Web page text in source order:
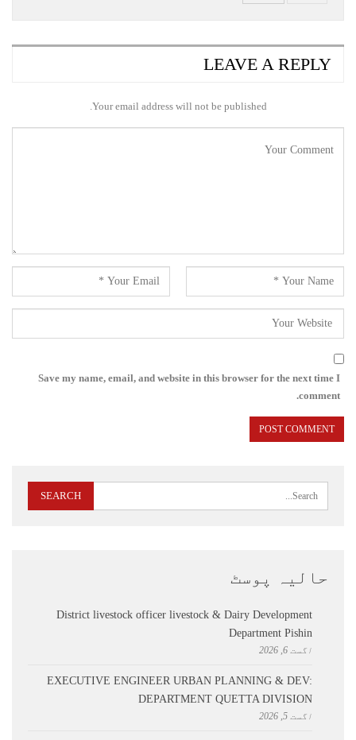
LEAVE A REPLY
Your email address will not be published.
Save my name, email, and website in this browser for the next time I
comment.
حالیہ پوسٹ
District livestock officer livestock & Dairy Development
Department Pishin
اگست 6, 2026
EXECUTIVE ENGINEER URBAN PLANNING & DEV:
DEPARTMENT QUETTA DIVISION
اگست 5, 2026